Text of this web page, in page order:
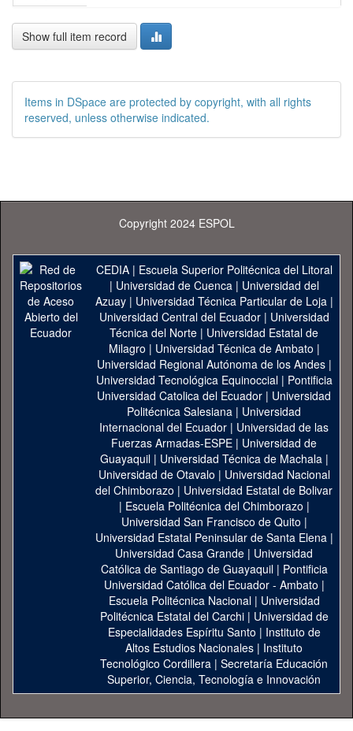
Show full item record
Items in DSpace are protected by copyright, with all rights
reserved, unless otherwise indicated.
Copyright 2024 ESPOL
CEDIA| Escuela Superior Politécnica del Litoral
| Universidad de Cuenca| Universidad del
Azuay| Universidad Técnica Particular de Loja|
Universidad Central del Ecuador| Universidad
Técnica del Norte | Universidad Estatal de
Milagro | Universidad Técnica de Ambato |
Universidad Regional Autónoma de los Andes|
Universidad Tecnológica Equinoccial| Pontificia
Universidad Catolica del Ecuador | Universidad
Politécnica Salesiana | Universidad
Internacional del Ecuador | Universidad de las
Fuerzas Armadas-ESPE | Universidad de
Guayaquil| Universidad Técnica de Machala|
Universidad de Otavalo | Universidad Nacional
del Chimborazo | Universidad Estatal de Bolivar
| Escuela Politécnica del Chimborazo |
Universidad San Francisco de Quito |
Universidad Estatal Peninsular de Santa Elena|
Universidad Casa Grande | Universidad
Católica de Santiago de Guayaquil| Pontificia
Universidad Católica del Ecuador - Ambato |
Escuela Politécnica Nacional| Universidad
Politécnica Estatal del Carchi| Universidad de
Especialidades Espíritu Santo | Instituto de
Altos Estudios Nacionales | Instituto
Tecnológico Cordillera | Secretaría Educación
Superior, Ciencia, Tecnología e Innovación